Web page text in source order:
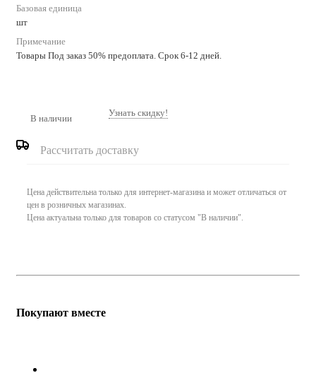
Базовая единица
шт
Примечание
Товары Под заказ 50% предоплата. Срок 6-12 дней.
В наличии Узнать скидку!
Рассчитать доставку
Цена действительна только для интернет-магазина и может отличаться от
цен в розничных магазинах.
Цена актуальна только для товаров со статусом "В наличии".
Покупают вместе